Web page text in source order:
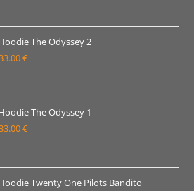
19.00 €
do
The Odyssey 2
€Raspon
19.00 €
do
The Odyssey 1
€Raspon
19.00 €
Twenty One Pilots Bandito